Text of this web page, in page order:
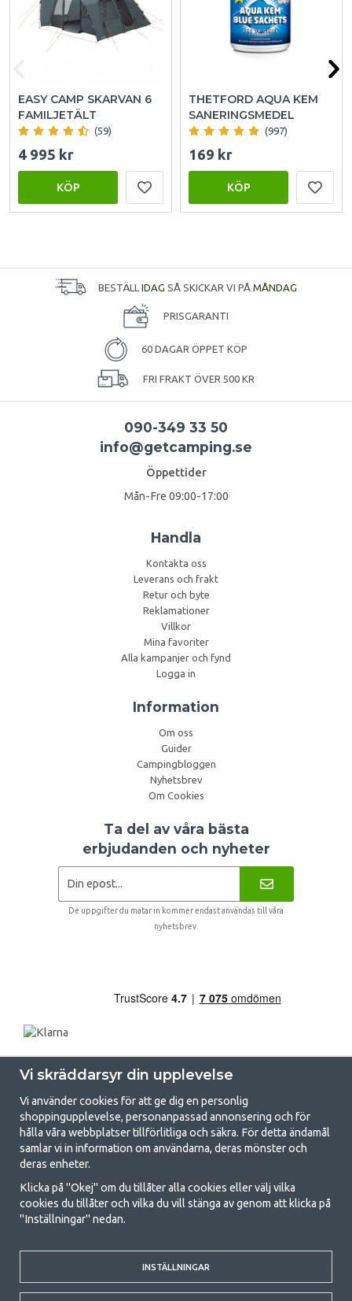
EASY CAMP SKARVAN 6
FAMILJETÄLT
(59)
4 995 kr
KÖP
THETFORD AQUA KEM
SANERINGSMEDEL
(997)
169 kr
KÖP
BESTÄLL IDAG SÅ SKICKAR VI PÅ MÅNDAG
PRISGARANTI
60 DAGAR ÖPPET KÖP
FRI FRAKT ÖVER 500 KR
090-349 33 50
info@getcamping.se
Öppettider
Mån-Fre 09:00-17:00
Handla
Kontakta oss
Leverans och frakt
Retur och byte
Reklamationer
Villkor
Mina favoriter
Alla kampanjer och fynd
Logga in
Information
Om oss
Guider
Campingbloggen
Nyhetsbrev
Om Cookies
Ta del av våra bästa
erbjudanden och nyheter
De uppgifter du matar in kommer endast användas till våra
nyhetsbrev.
GetCamping.se - Din butik för camping
och uteliv
Att campa kan antingen vara en livsstil eller ett sätt att samla familjen
för ett gemensamt äventyr. Oavsett vilken kategori du tillhör hittar du
med att campa så därför erbjuder vi riktigt bra priser på familjetält,
husvagnstält och all annan utrustning för camping och friluftsliv. Vårt
mål är att i varje priskategori erbjuda den bästa campingutrustningen
gällande kvalitet och funktionalitet. Ta gärna kontakt med oss om det
Vi skräddarsyr din upplevelse
Vi använder cookies för att ge dig en personlig
shoppingupplevelse, personanpassad annonsering och för
hålla våra webbplatser tillförlitliga och säkra. För detta ändamål
samlar vi in information om användarna, deras mönster och
deras enheter.
Klicka på "Okej" om du tillåter alla cookies eller välj vilka
cookies du tillåter och vilka du vill stänga av genom att klicka på
"Inställningar" nedan.
INSTÄLLNINGAR